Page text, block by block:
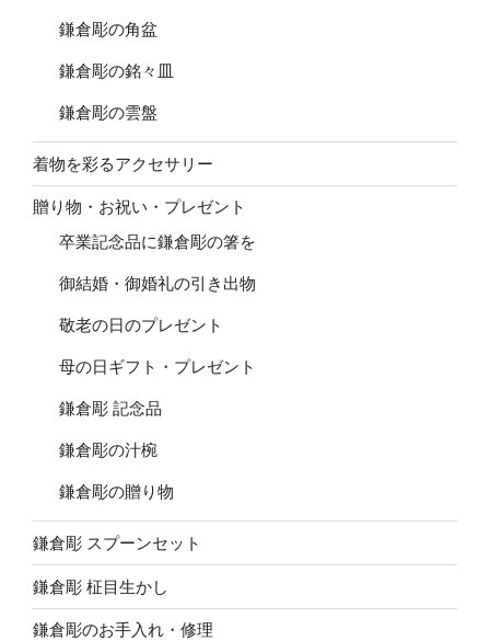
鎌倉彫の角盆
鎌倉彫の銘々皿
鎌倉彫の雲盤
着物を彩るアクセサリー
贈り物・お祝い・プレゼント
卒業記念品に鎌倉彫の箸を
御結婚・御婚礼の引き出物
敬老の日のプレゼント
母の日ギフト・プレゼント
鎌倉彫 記念品
鎌倉彫の汁椀
鎌倉彫の贈り物
鎌倉彫 スプーンセット
鎌倉彫 柾目生かし
鎌倉彫のお手入れ・修理